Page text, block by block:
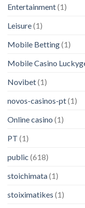
Entertainment(1)
Leisure(1)
Mobile Betting(1)
Mobile Casino
Novibet(1)
novos-casinos-pt(1)
Online casino (1)
PT (1)
public (618)
stoichimata(1)
stoiximatikes (1)